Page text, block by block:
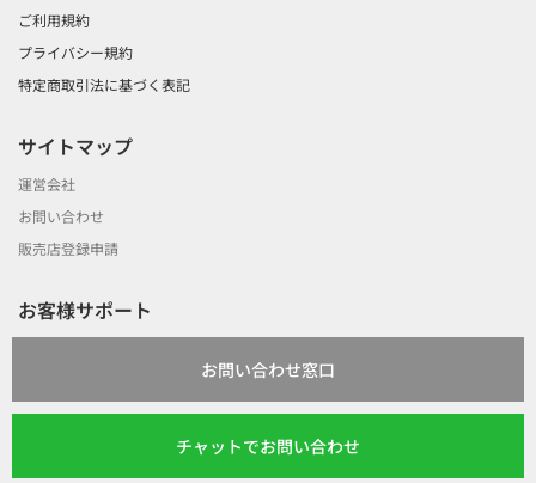
ご利用規約
プライバシー規約
特定商取引法に基づく表記
サイトマップ
運営会社
お問い合わせ
販売店登録申請
お客様サポート
お問い合わせ窓口
チャットでお問い合わせ